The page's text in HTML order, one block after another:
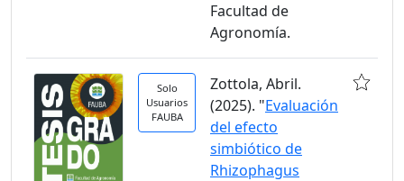
Facultad de
Agronomía.
Solo
Usuarios
FAUBA
Zottola, Abril.
(2025). "Evaluación
del efecto
simbiótico de
Rhizophagus